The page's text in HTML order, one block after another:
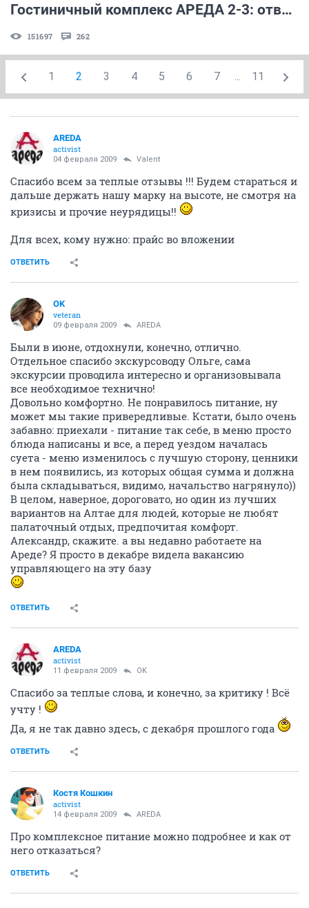
Гостиничный комплекс АРЕДА 2-3: ответы на вопросы
151697 262
1 2 3 4 5 6 7 ... 11
AREDA
activist
04 февраля 2009 Valent
Спасибо всем за теплые отзывы !!! Будем стараться и
дальше держать нашу марку на высоте, не смотря на
кризисы и прочие неурядицы!!
Для всех, кому нужно: прайс во вложении
ОТВЕТИТЬ
OK
veteran
09 февраля 2009 AREDA
Были в июне, отдохнули, конечно, отлично.
Отдельное спасибо экскурсоводу Ольге, сама
экскурсии проводила интересно и организовывала
все необходимое технично!
Довольно комфортно. Не понравилось питание, ну
может мы такие привередливые. Кстати, было очень
забавно: приехали - питание так себе, в меню просто
блюда написаны и все, а перед уездом началась
суета - меню изменилось с лучшую сторону, ценники
в нем появились, из которых общая сумма и должна
была складываться, видимо, начальство нагрянуло))
В целом, наверное, дороговато, но один из лучших
вариантов на Алтае для людей, которые не любят
палаточный отдых, предпочитая комфорт.
Александр, скажите. а вы недавно работаете на
Ареде? Я просто в декабре видела вакансию
управляющего на эту базу
ОТВЕТИТЬ
AREDA
activist
11 февраля 2009 OK
Спасибо за теплые слова, и конечно, за критику ! Всё
учту !
Да, я не так давно здесь, с декабря прошлого года
ОТВЕТИТЬ
Костя Кошкин
activist
14 февраля 2009 AREDA
Про комплексное питание можно подробнее и как от
него отказаться?
ОТВЕТИТЬ